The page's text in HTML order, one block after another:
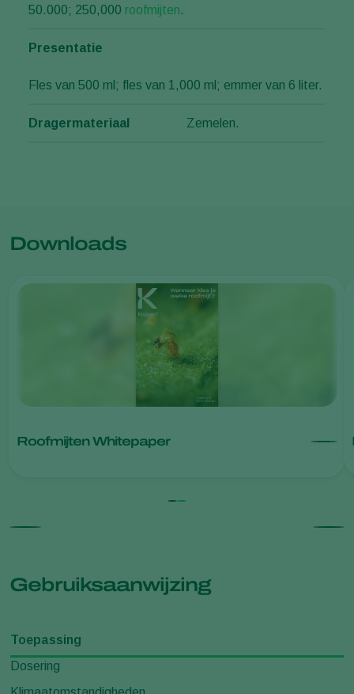
50.000; 250,000 roofmijten.
Presentatie
Fles van 500 ml; fles van 1,000 ml; emmer van 6 liter.
Dragermateriaal Zemelen.
Downloads
Roofmijten Whitepaper
Gebruiksaanwijzing
Toepassing
Dosering